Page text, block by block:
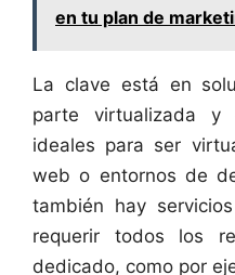
en tu plan de
La clave está en
parte virtualizada y
ideales para ser
web o entornos de
también hay
requerir todos los
dedicado, como por